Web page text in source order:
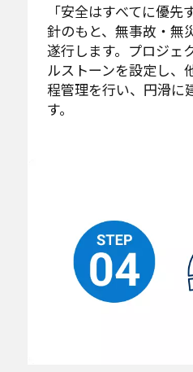
「安全はすべてに優
針のもと、無事故・無
遂行します。プロジェ
ルストーンを設定し、
程管理を行い、円滑に
す。